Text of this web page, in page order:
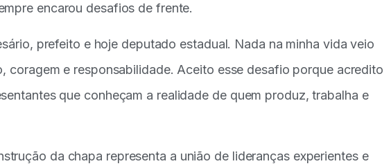
encarou desafios de frente.
prefeito e hoje deputado estadual. Nada na minha vida veio
coragem e responsabilidade. Aceito esse desafio porque acredito
que conheçam a realidade de quem produz, trabalha e
da chapa representa a união de lideranças experientes e